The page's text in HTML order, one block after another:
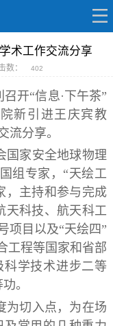
术工作交流分享
数： 402
开“信息·下午茶”
新引进王庆宾教
流分享。
国家安全地球物理
组专家，“天绘工
，主持和参与完成
天科技、航天科工
项目以及“天绘四”
工程等国家和省部
科学技术进步二等
。
为切入点，为在场